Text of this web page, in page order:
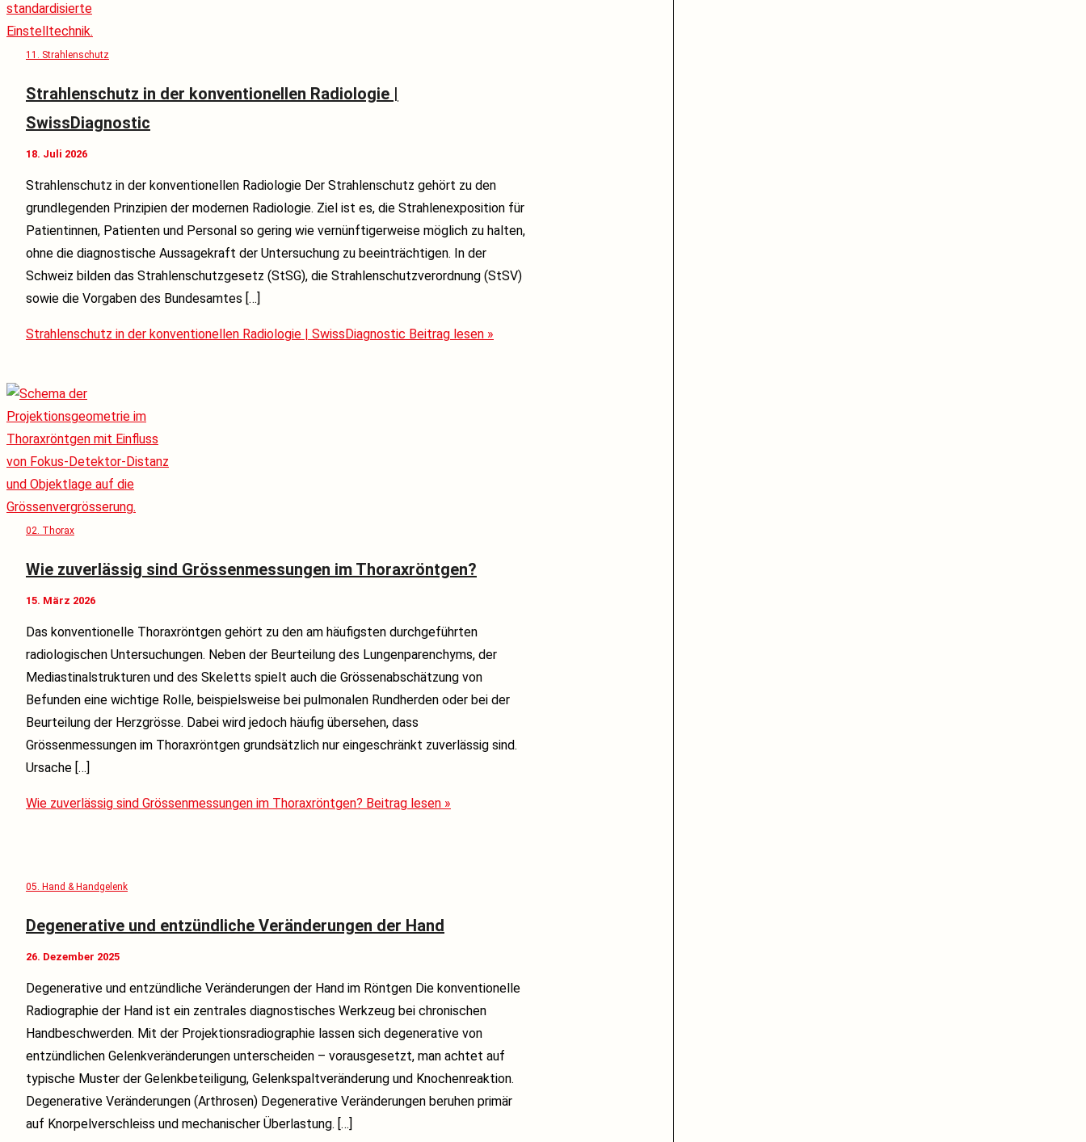
11. Strahlenschutz
Strahlenschutz in der konventionellen Radiologie |
SwissDiagnostic
18. Juli 2026
Strahlenschutz in der konventionellen Radiologie Der Strahlenschutz gehört zu den
grundlegenden Prinzipien der modernen Radiologie. Ziel ist es, die Strahlenexposition für
Patientinnen, Patienten und Personal so gering wie vernünftigerweise möglich zu halten,
ohne die diagnostische Aussagekraft der Untersuchung zu beeinträchtigen. In der
Schweiz bilden das Strahlenschutzgesetz (StSG), die Strahlenschutzverordnung (StSV)
sowie die Vorgaben des Bundesamtes […]
Strahlenschutz in der konventionellen Radiologie | SwissDiagnostic Beitrag lesen »
02. Thorax
Wie zuverlässig sind Grössenmessungen im Thoraxröntgen?
15. März 2026
Das konventionelle Thoraxröntgen gehört zu den am häufigsten durchgeführten
radiologischen Untersuchungen. Neben der Beurteilung des Lungenparenchyms, der
Mediastinalstrukturen und des Skeletts spielt auch die Grössenabschätzung von
Befunden eine wichtige Rolle, beispielsweise bei pulmonalen Rundherden oder bei der
Beurteilung der Herzgrösse. Dabei wird jedoch häufig übersehen, dass
Grössenmessungen im Thoraxröntgen grundsätzlich nur eingeschränkt zuverlässig sind.
Ursache […]
Wie zuverlässig sind Grössenmessungen im Thoraxröntgen? Beitrag lesen »
05. Hand & Handgelenk
Degenerative und entzündliche Veränderungen der Hand
26. Dezember 2025
Degenerative und entzündliche Veränderungen der Hand im Röntgen Die konventionelle
Radiographie der Hand ist ein zentrales diagnostisches Werkzeug bei chronischen
Handbeschwerden. Mit der Projektionsradiographie lassen sich degenerative von
entzündlichen Gelenkveränderungen unterscheiden – vorausgesetzt, man achtet auf
typische Muster der Gelenkbeteiligung, Gelenkspaltveränderung und Knochenreaktion.
Degenerative Veränderungen (Arthrosen) Degenerative Veränderungen beruhen primär
auf Knorpelverschleiss und mechanischer Überlastung. […]